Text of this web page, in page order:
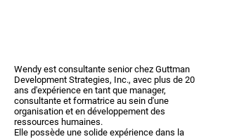
Wendy est consultante senior chez Guttman
Development Strategies, Inc., avec plus de 20
ans d'expérience en tant que manager,
consultante et formatrice au sein d'une
organisation et en développement des
ressources humaines.
Elle possède une solide expérience dans la